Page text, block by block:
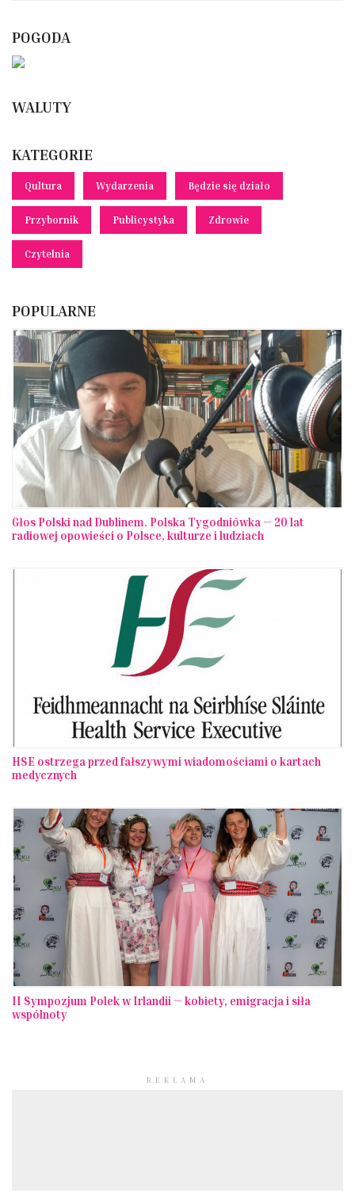
POGODA
WALUTY
KATEGORIE
Qultura Wydarzenia Będzie się działo
Przybornik Publicystyka Zdrowie
Czytelnia
POPULARNE
Głos Polski nad Dublinem. Polska Tygodniówka — 20 lat
radiowej opowieści o Polsce, kulturze i ludziach
HSE ostrzega przed fałszywymi wiadomościami o kartach
medycznych
II Sympozjum Polek w Irlandii — kobiety, emigracja i siła
wspólnoty
REKLAMA